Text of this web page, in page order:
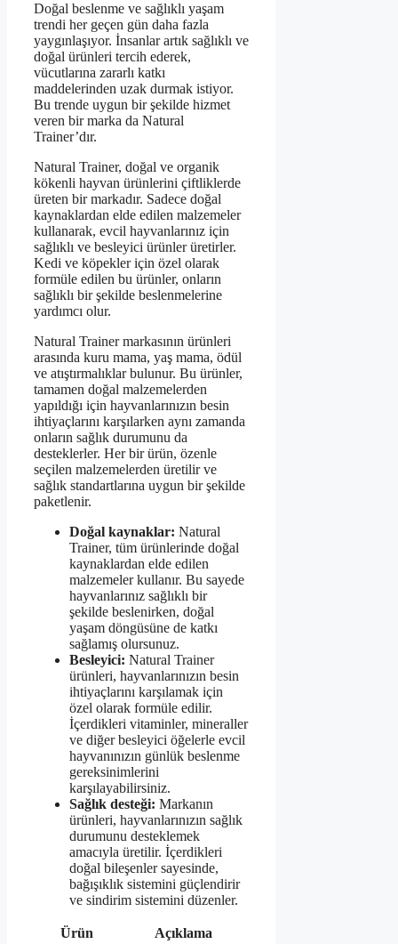
Doğal beslenme ve sağlıklı yaşam
trendi her geçen gün daha fazla
yaygınlaşıyor. İnsanlar artık sağlıklı ve
doğal ürünleri tercih ederek,
vücutlarına zararlı katkı
maddelerinden uzak durmak istiyor.
Bu trende uygun bir şekilde hizmet
veren bir marka da Natural
Trainer’dır.
Natural Trainer, doğal ve organik
kökenli hayvan ürünlerini çiftliklerde
üreten bir markadır. Sadece doğal
kaynaklardan elde edilen malzemeler
kullanarak, evcil hayvanlarınız için
sağlıklı ve besleyici ürünler üretirler.
Kedi ve köpekler için özel olarak
formüle edilen bu ürünler, onların
sağlıklı bir şekilde beslenmelerine
yardımcı olur.
Natural Trainer markasının ürünleri
arasında kuru mama, yaş mama, ödül
ve atıştırmalıklar bulunur. Bu ürünler,
tamamen doğal malzemelerden
yapıldığı için hayvanlarınızın besin
ihtiyaçlarını karşılarken aynı zamanda
onların sağlık durumunu da
desteklerler. Her bir ürün, özenle
seçilen malzemelerden üretilir ve
sağlık standartlarına uygun bir şekilde
paketlenir.
Doğal kaynaklar: Natural
Trainer, tüm ürünlerinde doğal
kaynaklardan elde edilen
malzemeler kullanır. Bu sayede
hayvanlarınız sağlıklı bir
şekilde beslenirken, doğal
yaşam döngüsüne de katkı
sağlamış olursunuz.
Besleyici: Natural Trainer
ürünleri, hayvanlarınızın besin
ihtiyaçlarını karşılamak için
özel olarak formüle edilir.
İçerdikleri vitaminler, mineraller
ve diğer besleyici öğelerle evcil
hayvanınızın günlük beslenme
gereksinimlerini
karşılayabilirsiniz.
Sağlık desteği: Markanın
ürünleri, hayvanlarınızın sağlık
durumunu desteklemek
amacıyla üretilir. İçerdikleri
doğal bileşenler sayesinde,
bağışıklık sistemini güçlendirir
ve sindirim sistemini düzenler.
Ürün Açıklama